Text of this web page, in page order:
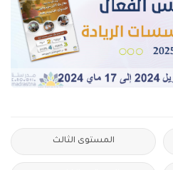
المستوى الثالث